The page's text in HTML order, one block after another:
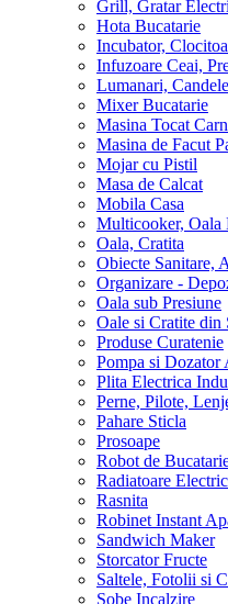
Friteuza
Grill, Gratar Electric
Hota Bucatarie
Incubator,
Infuzoare Ceai,
Lumanari, Candele
Mixer Bucatarie
Masina Tocat
Masina de Facut
Mojar cu Pistil
Masa de Calcat
Mobila Casa
Multicooker, Oala
Oala, Cratita
Obiecte Sanitare,
Organizare -
Oala sub Presiune
Oale si Cratite din
Produse Curatenie
Pompa si Dozator
Plita Electrica
Perne, Pilote,
Pahare Sticla
Prosoape
Robot de
Radiatoare Electrice
Rasnita
Robinet Instant
Sandwich Maker
Storcator Fructe
Saltele, Fotolii si